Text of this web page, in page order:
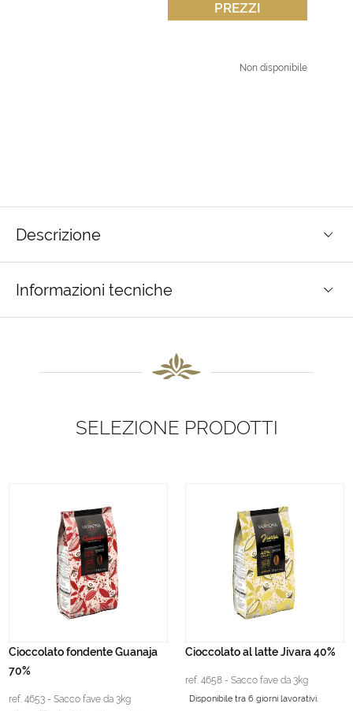
Non disponibile
PREZZI
Descrizione
Informazioni tecniche
SELEZIONE PRODOTTI
Cioccolato fondente Guanaja
70%
ref. 4653 - Sacco fave da 3kg
Cioccolato al latte Jivara 40%
ref. 4658 - Sacco fave da 3kg
Disponibile tra 6 giorni lavorativi.